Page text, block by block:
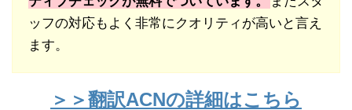
ッフの対応もよく非常にクオリティが高いと言え
ます。
＞＞翻訳ACNの詳細はこちら